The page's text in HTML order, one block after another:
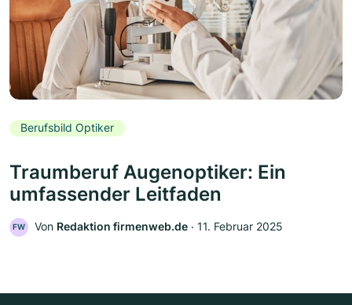
Berufsbild Optiker
Traumberuf Augenoptiker: Ein
umfassender Leitfaden
FW Von Redaktion firmenweb.de ‧ 11. Februar 2025